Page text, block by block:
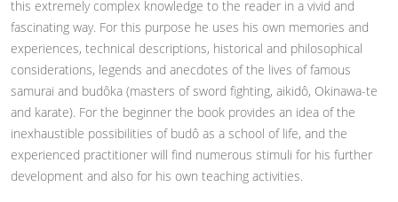
this extremely complex knowledge to the reader in a vivid and
fascinating way. For this purpose he uses his own memories and
experiences, technical descriptions, historical and philosophical
considerations, legends and anecdotes of the lives of famous
samurai and budôka (masters of sword fighting, aikidô, Okinawa-te
and karate). For the beginner the book provides an idea of the
inexhaustible possibilities of budô as a school of life, and the
experienced practitioner will find numerous stimuli for his further
development and also for his own teaching activities.